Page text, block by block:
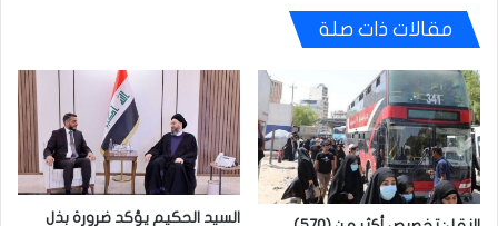
مقالات ذات صلة
السيد الحكيم يؤكد ضرورة بذل